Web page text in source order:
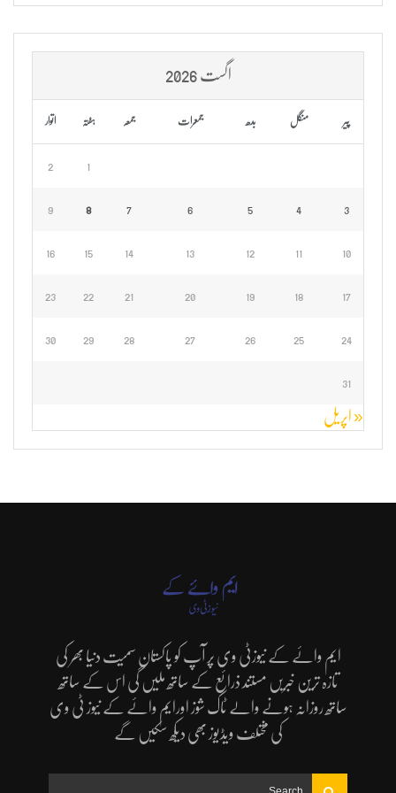
اگست 2026
پیر منگل بدھ جمعرات جمعہ ہفتہ اتوار
1
2
3
4
5
6
7
8
9
10
11
12
13
14
15
16
17
18
19
20
21
22
23
24
25
26
27
28
29
30
31
« اپریل
ایم وائے کے نیوزٹی وی پر آپ کو پاکستان سمیت دنیا بھر کی
تازہ ترین خبریں مستند ذرائع کے ساتھ ملیں گی اس کے ساتھ
ساتھ روزانہ ہونے والے ٹاک شوز اورایم وائے کے نیوز ٹی وی
کی مختلف ویڈیوز بھی دیکھ سکیں گے